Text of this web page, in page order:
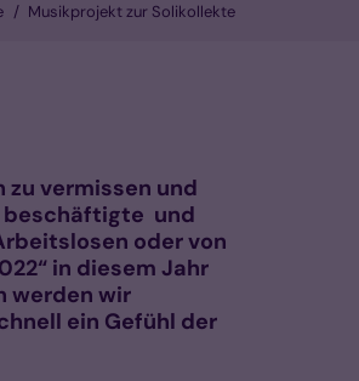
Musikprojekt zur Solikollekte
vermissen und
beschäftigte und
oder von
in diesem Jahr
werden wir
ein Gefühl der